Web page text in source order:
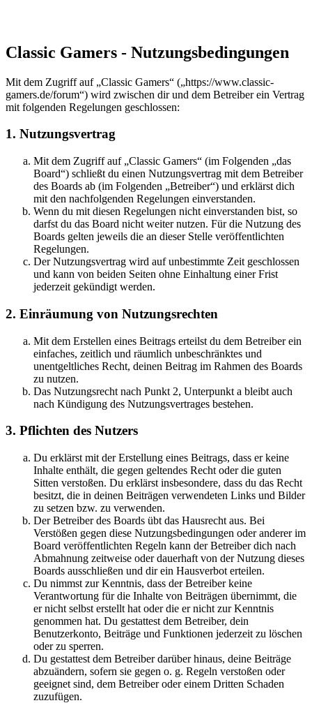
Classic Gamers - Nutzungsbedingungen
Mit dem Zugriff auf „Classic Gamers“ („https://www.classic-
gamers.de/forum“) wird zwischen dir und dem Betreiber ein Vertrag
mit folgenden Regelungen geschlossen:
1. Nutzungsvertrag
Mit dem Zugriff auf „Classic Gamers“ (im Folgenden „das
Board“) schließt du einen Nutzungsvertrag mit dem Betreiber
des Boards ab (im Folgenden „Betreiber“) und erklärst dich
mit den nachfolgenden Regelungen einverstanden.
Wenn du mit diesen Regelungen nicht einverstanden bist, so
darfst du das Board nicht weiter nutzen. Für die Nutzung des
Boards gelten jeweils die an dieser Stelle veröffentlichten
Regelungen.
Der Nutzungsvertrag wird auf unbestimmte Zeit geschlossen
und kann von beiden Seiten ohne Einhaltung einer Frist
jederzeit gekündigt werden.
2. Einräumung von Nutzungsrechten
Mit dem Erstellen eines Beitrags erteilst du dem Betreiber ein
einfaches, zeitlich und räumlich unbeschränktes und
unentgeltliches Recht, deinen Beitrag im Rahmen des Boards
zu nutzen.
Das Nutzungsrecht nach Punkt 2, Unterpunkt a bleibt auch
nach Kündigung des Nutzungsvertrages bestehen.
3. Pflichten des Nutzers
Du erklärst mit der Erstellung eines Beitrags, dass er keine
Inhalte enthält, die gegen geltendes Recht oder die guten
Sitten verstoßen. Du erklärst insbesondere, dass du das Recht
besitzt, die in deinen Beiträgen verwendeten Links und Bilder
zu setzen bzw. zu verwenden.
Der Betreiber des Boards übt das Hausrecht aus. Bei
Verstößen gegen diese Nutzungsbedingungen oder anderer im
Board veröffentlichten Regeln kann der Betreiber dich nach
Abmahnung zeitweise oder dauerhaft von der Nutzung dieses
Boards ausschließen und dir ein Hausverbot erteilen.
Du nimmst zur Kenntnis, dass der Betreiber keine
Verantwortung für die Inhalte von Beiträgen übernimmt, die
er nicht selbst erstellt hat oder die er nicht zur Kenntnis
genommen hat. Du gestattest dem Betreiber, dein
Benutzerkonto, Beiträge und Funktionen jederzeit zu löschen
oder zu sperren.
Du gestattest dem Betreiber darüber hinaus, deine Beiträge
abzuändern, sofern sie gegen o. g. Regeln verstoßen oder
geeignet sind, dem Betreiber oder einem Dritten Schaden
zuzufügen.